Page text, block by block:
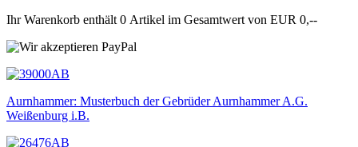
Ihr Warenkorb enthält 0 Artikel im Gesamtwert von EUR 0,--
Aurnhammer: Musterbuch der Gebrüder Aurnhammer A.G.
Weißenburg i.B.